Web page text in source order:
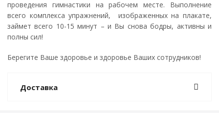
проведения гимнастики на рабочем месте. Выполнение
всего комплекса упражнений, изображенных на плакате,
займет всего 10-15 минут – и Вы снова бодры, активны и
полны сил!
Берегите Ваше здоровье и здоровье Ваших сотрудников!
Доставка